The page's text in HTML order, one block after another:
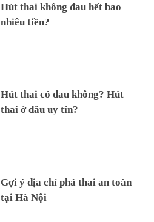
Hút thai không đau hết bao
nhiêu tiền?
Hút thai có đau không? Hút
thai ở đâu uy tín?
Gợi ý địa chỉ phá thai an toàn
tại Hà Nội